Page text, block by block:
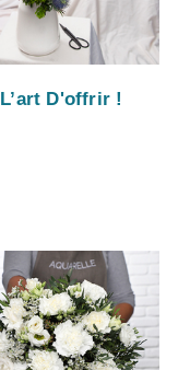
L’art D'offrir !